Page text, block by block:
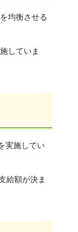
均衡させる
していま
実施してい
給額が決ま